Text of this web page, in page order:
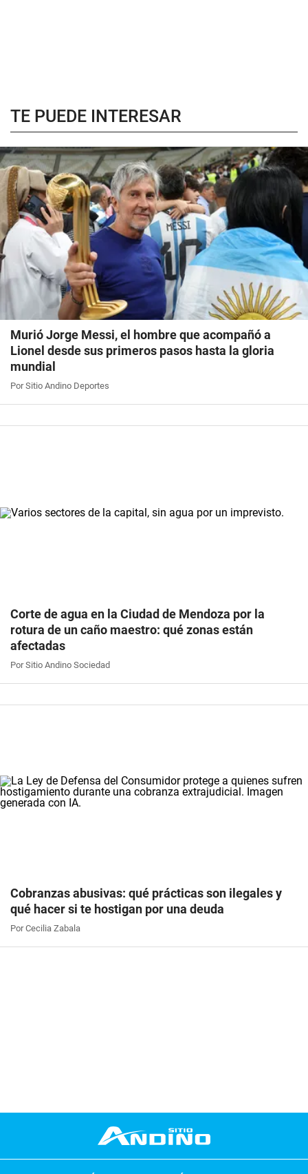
TE PUEDE INTERESAR
Murió Jorge Messi, el hombre que acompañó a
Lionel desde sus primeros pasos hasta la gloria
mundial
Por Sitio Andino Deportes
Corte de agua en la Ciudad de Mendoza por la
rotura de un caño maestro: qué zonas están
afectadas
Por Sitio Andino Sociedad
Cobranzas abusivas: qué prácticas son ilegales y
qué hacer si te hostigan por una deuda
Por Cecilia Zabala